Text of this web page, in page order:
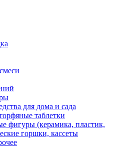
для дома и сада
таблетки
фигуры (керамика, пластик,
горшки, кассеты